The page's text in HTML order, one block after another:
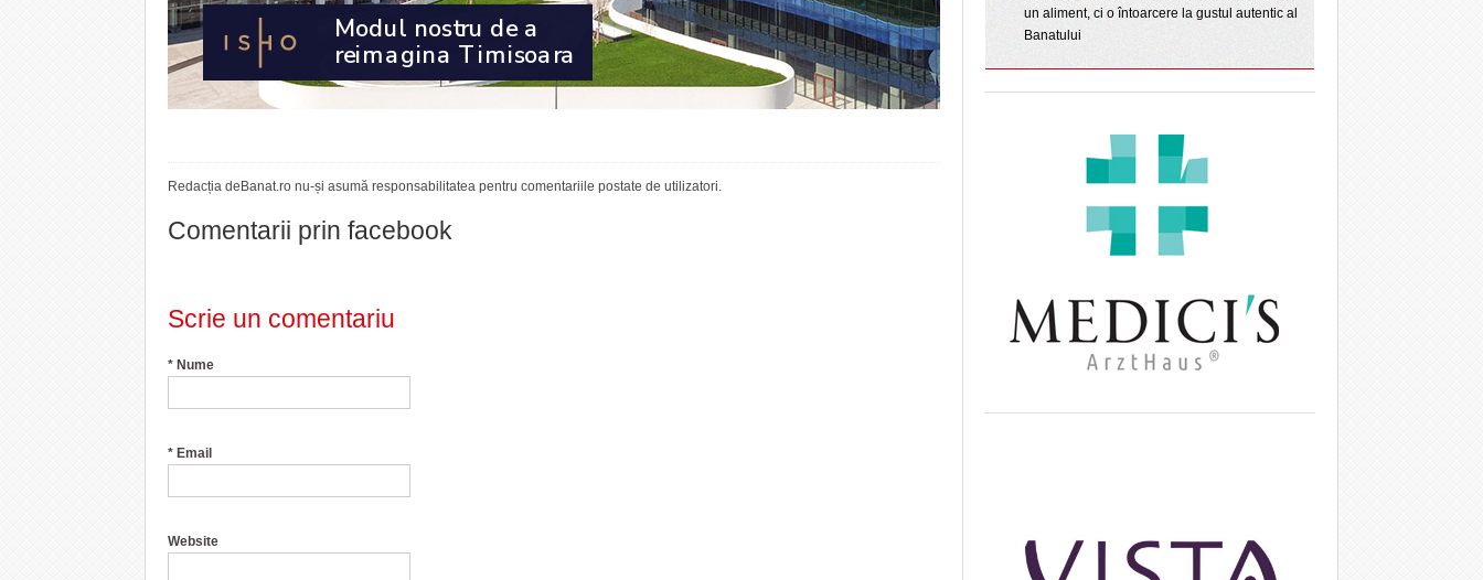
Redacția deBanat.ro nu-și asumă responsabilitatea pentru comentariile postate de utilizatori.
Comentarii prin facebook
Scrie un comentariu
* Nume
* Email
Website
un aliment, ci o întoarcere la gustul autentic al
Banatului